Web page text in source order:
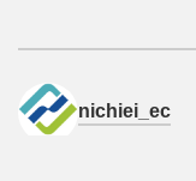
nichiei_ec